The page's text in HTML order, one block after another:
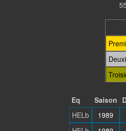
Eq Saison
HELb
1989